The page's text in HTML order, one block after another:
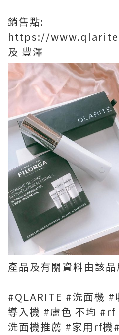
銷售點:
https://
及 豐澤
產品及有關資料由該品
#QLARITE #洗面機
導入機 #膚色 不均 #rf
洗面機推薦 #家用rf機